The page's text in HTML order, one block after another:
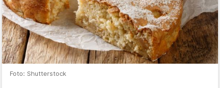
Foto: Shutterstock